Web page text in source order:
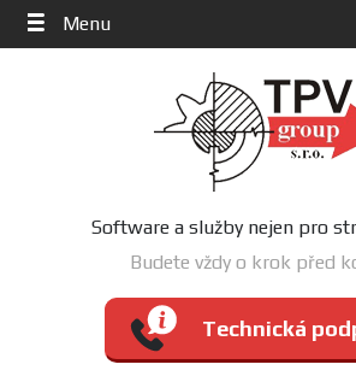
Menu
Software a služby nejen pro
Budete vždy o krok před
Technická